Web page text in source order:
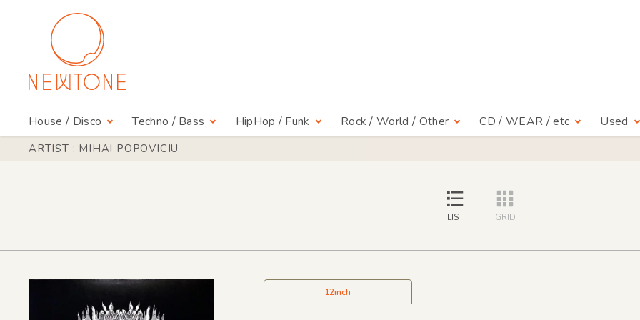
House / Disco Techno / Bass HipHop / Funk Rock / World / Other CD / WEAR / etc Used
ARTIST : MIHAI POPOVICIU
LIST GRID
12inch